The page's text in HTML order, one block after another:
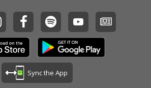
Sync the App